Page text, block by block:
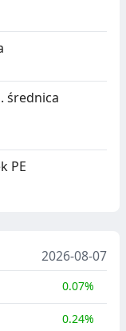
średnica
PE
2026-08-07
0.07%
0.24%